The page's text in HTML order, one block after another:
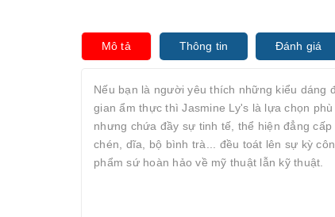
Mô tả Thông tin Đánh giá
Nếu bạn là người yêu thích những kiểu dáng
gian ẩm thực thì Jasmine Ly's là lựa chọn
nhưng chứa đầy sự tinh tế, thể hiện đẳng
chén, dĩa, bộ bình trà... đều toát lên sự kỳ
phẩm sứ hoàn hảo về mỹ thuật lẫn kỹ thuật.